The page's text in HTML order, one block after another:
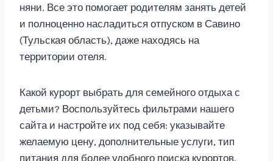
няни. Все это помогает родителям занять детей
и полноценно насладиться отпуском в Савино
(Тульская область), даже находясь на
территории отеля.
Какой курорт выбрать для семейного отдыха с
детьми? Воспользуйтесь фильтрами нашего
сайта и настройте их под себя: указывайте
желаемую цену, дополнительные услуги, тип
питания для более удобного поиска курортов.